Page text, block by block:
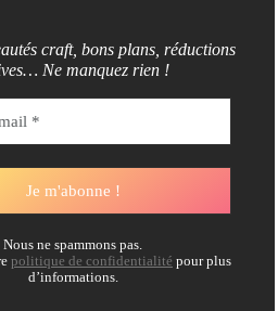
craft, bons plans, réductions
Ne manquez rien !
Nous ne spammons pas.
politique de confidentialité pour plus
d’informations.